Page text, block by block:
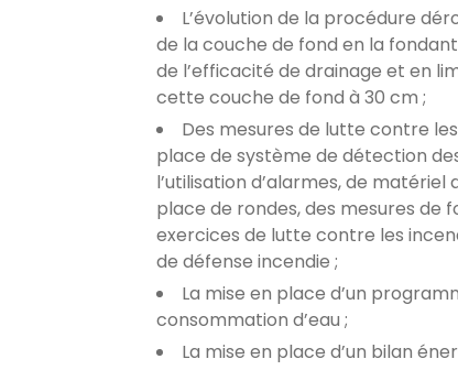
L’évolution de la procédure
de la couche de fond en la
de l’efficacité de drainage et en
cette couche de fond à 30 cm ;
Des mesures de lutte contre
place de système de détection
l’utilisation d’alarmes, de
place de rondes, des mesures de
exercices de lutte contre les
de défense incendie ;
La mise en place d’un
consommation d’eau ;
La mise en place d’un bilan